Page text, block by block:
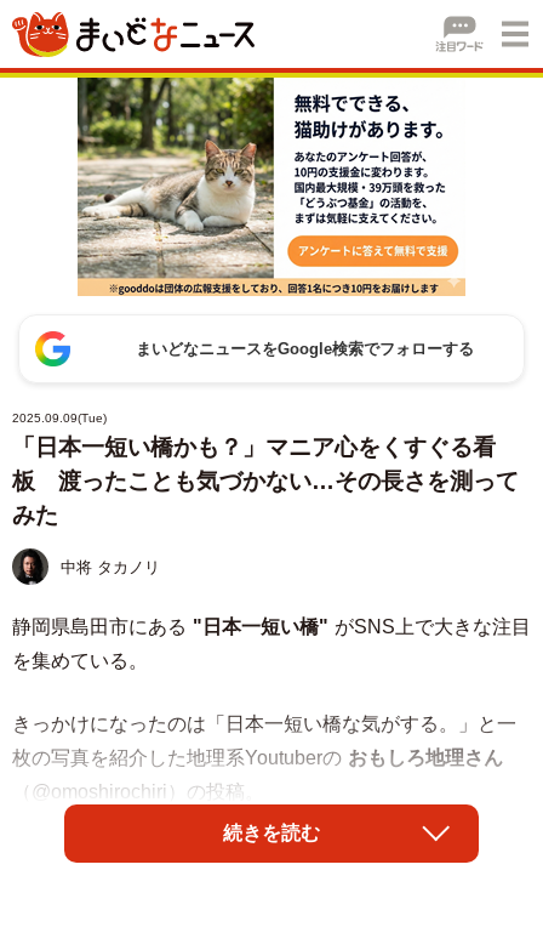
まいどなニュースをGoogle検索でフォローする
2025.09.09(Tue)
「日本一短い橋かも？」マニア心をくすぐる看
板 渡ったことも気づかない…その長さを測って
みた
中将 タカノリ
静岡県島田市にある "日本一短い橋" がSNS上で大きな注目
を集めている。
きっかけになったのは「日本一短い橋な気がする。」と一
枚の写真を紹介した地理系Youtuberの おもしろ地理さん
（@omoshirochiri）の投稿。
続きを読む